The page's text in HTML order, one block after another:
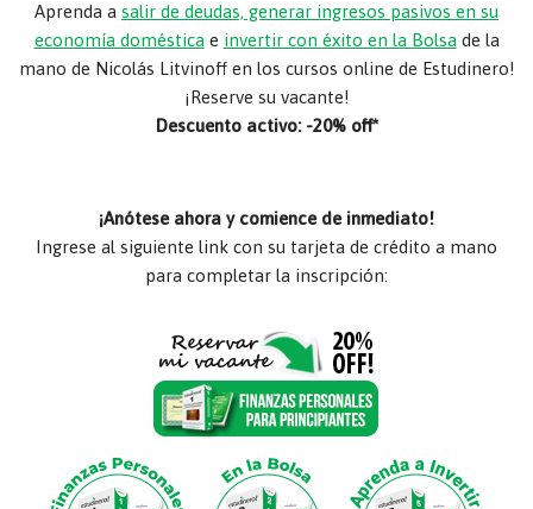
Aprenda a salir de deudas, generar ingresos pasivos en su
economía doméstica e invertir con éxito en la Bolsa de la
mano de Nicolás Litvinoff en los cursos online de Estudinero!
¡Reserve su vacante!
Descuento activo: -20% off*
¡Anótese ahora y comience de inmediato!
Ingrese al siguiente link con su tarjeta de crédito a mano
para completar la inscripción: